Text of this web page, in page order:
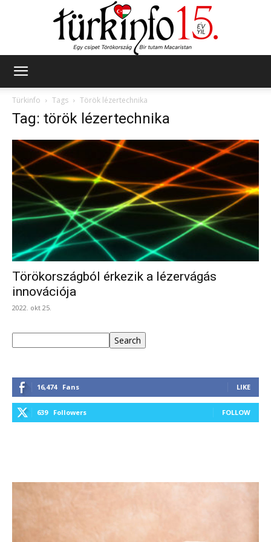
Türkinfo
Tags Török lézertechnika
Tag: török lézertechnika
Törökországból érkezik a lézervágás
innovációja
2022. okt 25.
Search
16,474 Fans LIKE
639 Followers FOLLOW